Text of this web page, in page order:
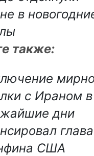
в
также:
с Ираном в
дни
глава
США